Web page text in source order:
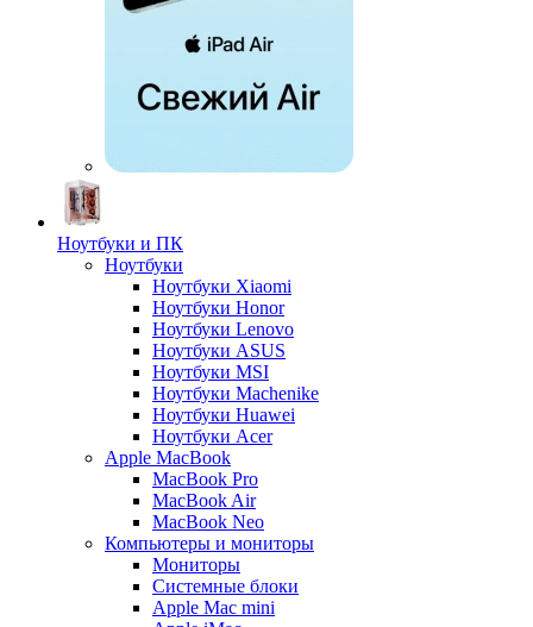
Ноутбуки и ПК
Ноутбуки
Ноутбуки Xiaomi
Ноутбуки Honor
Ноутбуки Lenovo
Ноутбуки ASUS
Ноутбуки MSI
Ноутбуки Machenike
Ноутбуки Huawei
Ноутбуки Acer
Apple MacBook
MacBook Pro
MacBook Air
MacBook Neo
Компьютеры и мониторы
Мониторы
Системные блоки
Apple Mac mini